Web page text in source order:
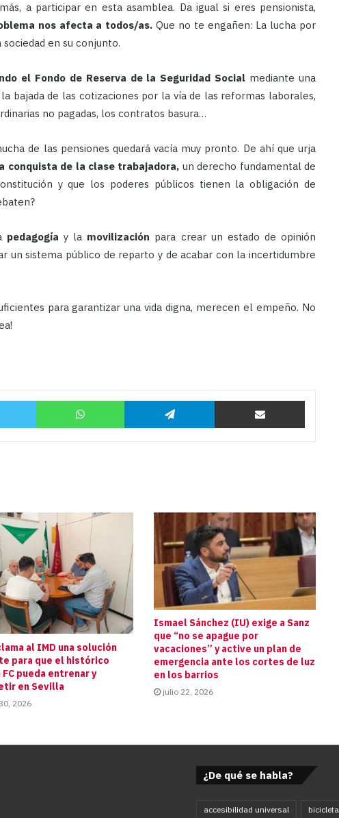
a participar en esta asamblea. Da igual si eres pensionista,
nos afecta a todos/as. Que no te engañen: La lucha por
en su conjunto.
el Fondo de Reserva de la Seguridad Social mediante una
bajada de las cotizaciones por la vía de las reformas laborales,
no pagadas, los contratos basura…
de las pensiones quedará vacía muy pronto. De ahí que urja
conquista de la clase trabajadora, un derecho fundamental de
y que los poderes públicos tienen la obligación de
pedagogía y la movilización para crear un estado de opinión
un sistema público de reparto y de acabar con la incertidumbre
para garantizar una vida digna, merecen el empeño. No
Twitter WhatsApp Telegram Compartir por correo
al IMD una solución
para que el histórico
FC pueda entrenar y
en Sevilla
2026
Ismael Sánchez (IU) exige a Sanz
que “no se apague por
vacaciones” y active un plan de
emergencia ante los cortes de luz
en los barrios
julio 22, 2026
¿De qué se habla?
accesibilidad universal bicicleta